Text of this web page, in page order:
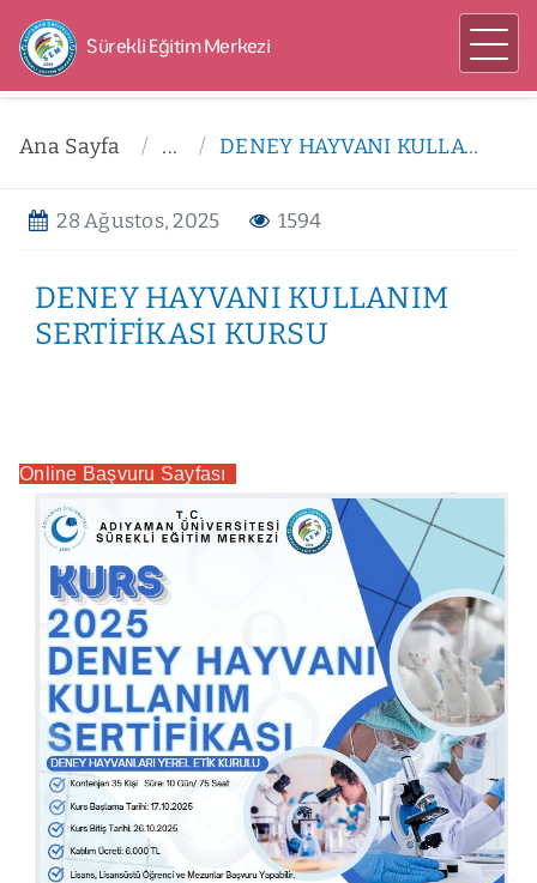
Sürekli Eğitim Merkezi
Ana Sayfa ... DENEY HAYVANI KULLANIM SERTİFİKASI KURSU
28 Ağustos, 2025 1594
DENEY HAYVANI KULLANIM
SERTİFİKASI KURSU
Online Başvuru Sayfası